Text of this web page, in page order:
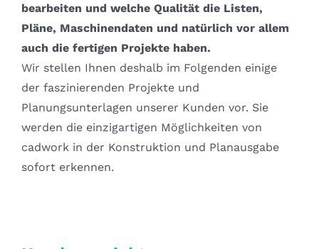
bearbeiten und welche Qualität die Listen,
Pläne, Maschinendaten und natürlich vor allem
auch die fertigen Projekte haben.
Wir stellen Ihnen deshalb im Folgenden einige
der faszinierenden Projekte und
Planungsunterlagen unserer Kunden vor. Sie
werden die einzigartigen Möglichkeiten von
cadwork in der Konstruktion und Planausgabe
sofort erkennen.